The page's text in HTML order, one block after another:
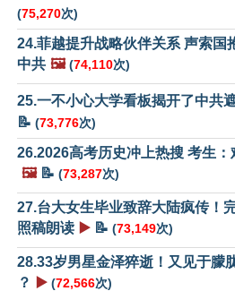
(75,270次)
24.菲越提升战略伙伴关系 声索国
中共 🖼️ (74,110次)
25.一不小心大学看板揭开了中共
📝 (73,776次)
26.2026高考历史冲上热搜 考生：
🖼️📝 (73,287次)
27.台大女生毕业致辞大陆疯传！
照稿朗读 ▶️ 📝 (73,149次)
28.33岁男星金泽猝逝！又见于朦
？
▶️ (72,566次)